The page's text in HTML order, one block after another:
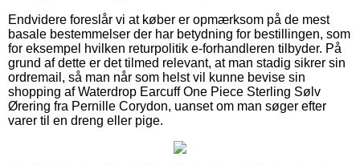
Endvidere foreslår vi at køber er opmærksom på de mest
basale bestemmelser der har betydning for bestillingen, som
for eksempel hvilken returpolitik e-forhandleren tilbyder. På
grund af dette er det tilmed relevant, at man stadig sikrer sin
ordremail, så man når som helst vil kunne bevise sin
shopping af Waterdrop Earcuff One Piece Sterling Sølv
Ørering fra Pernille Corydon, uanset om man søger efter
varer til en dreng eller pige.